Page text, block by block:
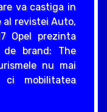
va castiga in
al revistei Auto,
Opel prezinta
brand: The
nu mai
mobilitatea